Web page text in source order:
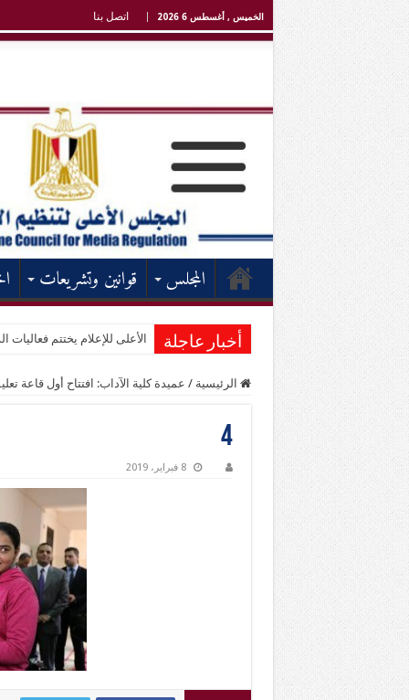
الخميس , أغسطس 6 2026 اتصل بنا
المجلس قوانين وتشريعات
أخبار عاجلة الأعلى للإعلام يختتم فعاليات
الرئيسية / عميدة كلية الآداب: افتتاح أول قاعة
4
8 فبراير، 2019